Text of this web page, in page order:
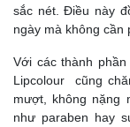
sắc nét. Điều này
ngày mà không cần
Với các thành
Lipcolour cũng
mượt, không nặng
như paraben hay